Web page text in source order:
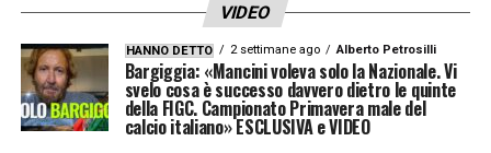
VIDEO
HANNO DETTO 2 settimane ago Alberto Petrosilli
Bargiggia: «Mancini voleva solo la Nazionale. Vi
svelo cosa è successo davvero dietro le quinte
della FIGC. Campionato Primavera male del
calcio italiano» ESCLUSIVA e VIDEO